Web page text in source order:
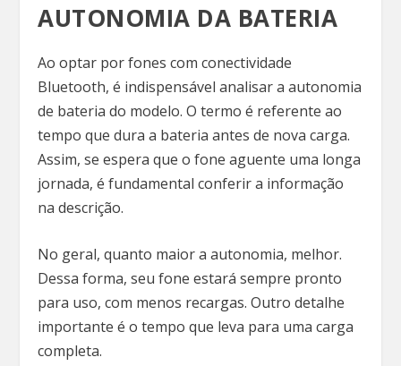
AUTONOMIA DA BATERIA
Ao optar por fones com conectividade
Bluetooth, é indispensável analisar a autonomia
de bateria do modelo. O termo é referente ao
tempo que dura a bateria antes de nova carga.
Assim, se espera que o fone aguente uma longa
jornada, é fundamental conferir a informação
na descrição.
No geral, quanto maior a autonomia, melhor.
Dessa forma, seu fone estará sempre pronto
para uso, com menos recargas. Outro detalhe
importante é o tempo que leva para uma carga
completa.